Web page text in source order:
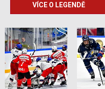
VÍCE O LEGENDĚ